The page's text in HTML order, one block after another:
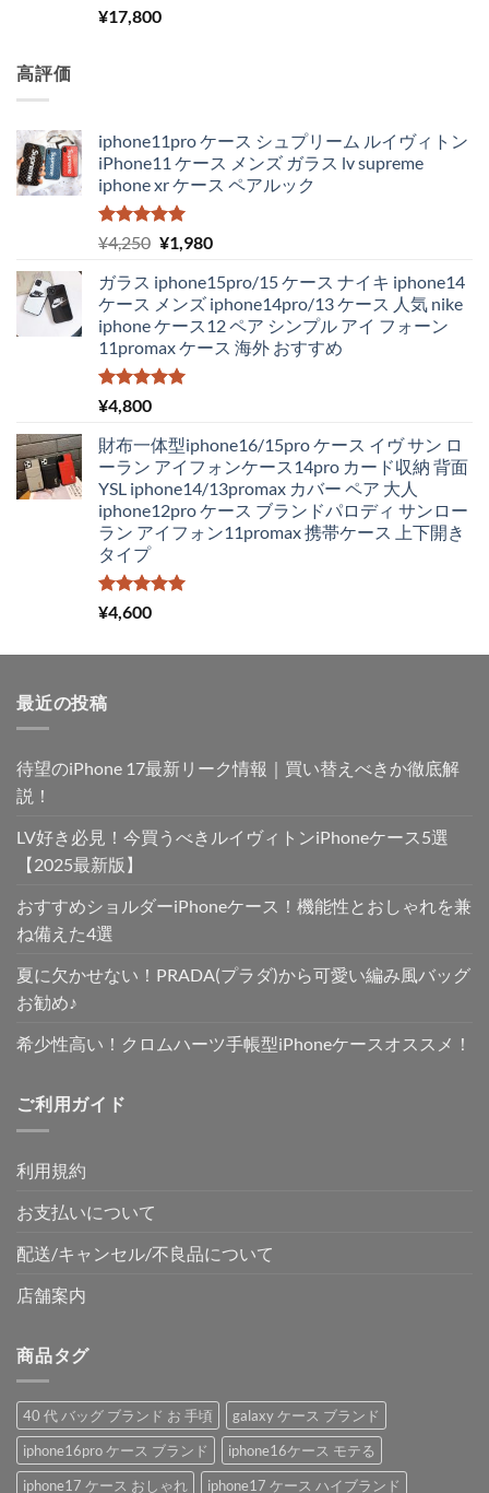
¥17,800
高評価
iphone11pro ケース シュプリーム ルイヴィトン
iPhone11 ケース メンズ ガラス lv supreme
iphone xr ケース ペアルック
5段階中
5.00
の評価
¥4,250 元
価
格
は
¥4,250
で
¥1,980現
の
価
格
は
ガラス iphone15pro/15 ケース ナイキ iphone14
ケース メンズ iphone14pro/13 ケース 人気 nike
iphone ケース12 ペア シンプル アイ フォーン
11promax ケース 海外 おすすめ
5段階中
5.00
¥4,800
財布一体型iphone16/15pro ケース イヴ サン ロ
ーラン アイフォンケース14pro カード収納 背面
YSL iphone14/13promax カバー ペア 大人
iphone12pro ケース ブランドパロディ サンロー
ラン アイフォン11promax 携帯ケース 上下開き
タイプ
5段階中
5.00
¥4,600
最近の投稿
待望のiPhone 17最新リーク情報｜買い替えべきか徹底解
説！
LV好き必見！今買うべきルイヴィトンiPhoneケース5選
【2025最新版】
おすすめショルダーiPhoneケース！機能性とおしゃれを兼
ね備えた4選
夏に欠かせない！PRADA(プラダ)から可愛い編み風バッグ
お勧め♪
希少性高い！クロムハーツ手帳型iPhoneケースオススメ！
ご利用ガイド
利用規約
お支払いについて
配送/キャンセル/不良品について
店舗案内
商品タグ
40 代 バッグ ブランド お 手頃
galaxy ケース ブランド
iphone16pro ケース ブランド
iphone16ケース モテる
iphone17 ケース おしゃれ
iphone17 ケース ハイブランド